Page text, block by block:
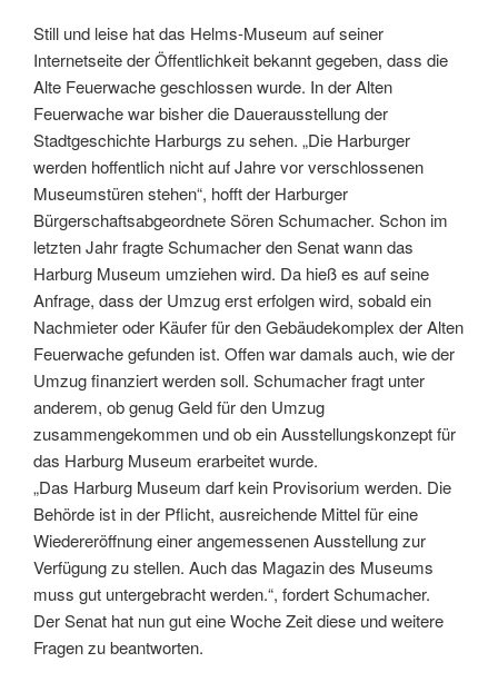
Still und leise hat das Helms-Museum auf seiner
Internetseite der Öffentlichkeit bekannt gegeben, dass die
Alte Feuerwache geschlossen wurde. In der Alten
Feuerwache war bisher die Dauerausstellung der
Stadtgeschichte Harburgs zu sehen. „Die Harburger
werden hoffentlich nicht auf Jahre vor verschlossenen
Museumstüren stehen“, hofft der Harburger
Bürgerschaftsabgeordnete Sören Schumacher. Schon im
letzten Jahr fragte Schumacher den Senat wann das
Harburg Museum umziehen wird. Da hieß es auf seine
Anfrage, dass der Umzug erst erfolgen wird, sobald ein
Nachmieter oder Käufer für den Gebäudekomplex der Alten
Feuerwache gefunden ist. Offen war damals auch, wie der
Umzug finanziert werden soll. Schumacher fragt unter
anderem, ob genug Geld für den Umzug
zusammengekommen und ob ein Ausstellungskonzept für
das Harburg Museum erarbeitet wurde.
„Das Harburg Museum darf kein Provisorium werden. Die
Behörde ist in der Pflicht, ausreichende Mittel für eine
Wiedereröffnung einer angemessenen Ausstellung zur
Verfügung zu stellen. Auch das Magazin des Museums
muss gut untergebracht werden.“, fordert Schumacher.
Der Senat hat nun gut eine Woche Zeit diese und weitere
Fragen zu beantworten.